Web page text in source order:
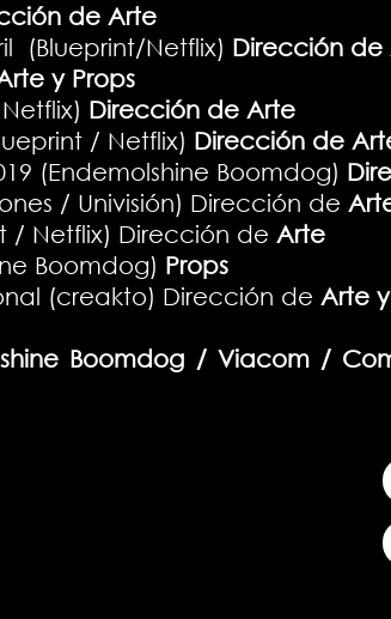
de Arte
(Blueprint/Netflix) Dirección de
y Props
Dirección de Arte
/ Netflix) Dirección de
(Endemolshine Boomdog)
/ Univisión) Dirección de
/ Netflix) Dirección de Arte
Boomdog) Props
(creakto) Dirección de Arte
Boomdog / Viacom /